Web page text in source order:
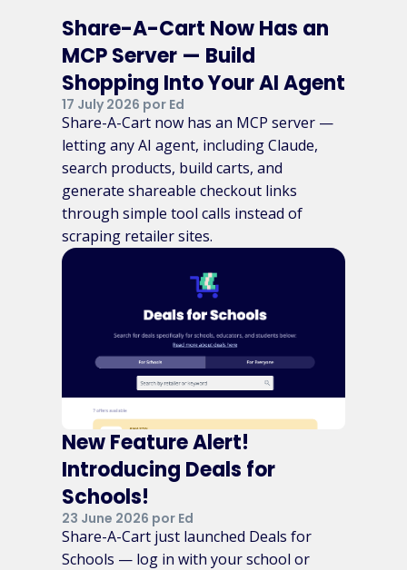
Share-A-Cart Now Has an
MCP Server — Build
Shopping Into Your AI Agent
17 July 2026 por Ed
Share-A-Cart now has an MCP server —
letting any AI agent, including Claude,
search products, build carts, and
generate shareable checkout links
through simple tool calls instead of
scraping retailer sites.
New Feature Alert!
Introducing Deals for
Schools!
23 June 2026 por Ed
Share-A-Cart just launched Deals for
Schools — log in with your school or